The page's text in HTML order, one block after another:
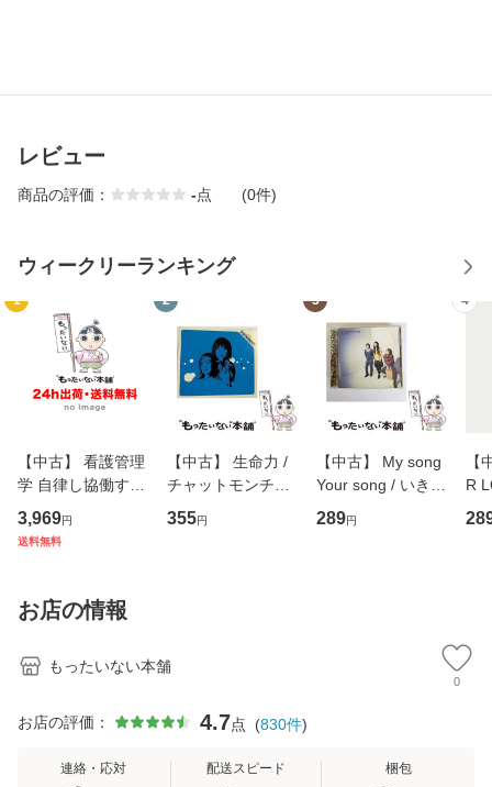
レビュー
商品の評価： -点 (0件)
ウィークリーランキング
1
【中古】 看護管理
学 自律し協働する
専門職の看護マネ
ジメントスキル 改
恵 藤本幸三 / 南江
堂 [単行
3,969円
送料無料
2
【中古】 生命力 /
チャットモンチー /
キューンレコード
[CD]【メール便送
355円
3
【中古】 My song
Your song / いきも
のがかり / [CD]
【メール便送料無
289円
4
【
R
産
お店の情報
もったいない本舗
0
お店の評価： 4.7点 (830件)
連絡・応対 配送スピード 梱包